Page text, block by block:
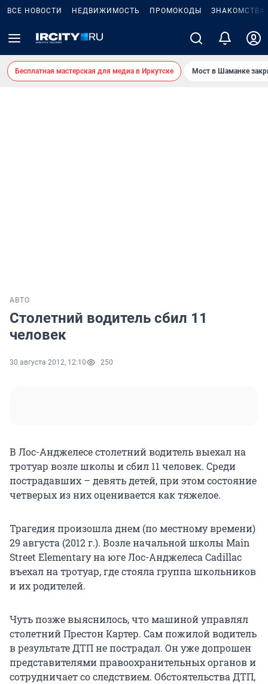
ВСЕ НОВОСТИ НЕДВИЖИМОСТЬ ПРОМОКОДЫ ЗНАКОМСТВА
Бесплатная мастерская для медиа в Иркутске Мост в Шаманке
АВТО
Столетний водитель сбил 11
человек
30 августа 2012, 12:10 250
В Лос-Анджелесе столетний водитель выехал на
тротуар возле школы и сбил 11 человек. Среди
пострадавших – девять детей, при этом состояние
четверых из них оценивается как тяжелое.
Трагедия произошла днем (по местному времени)
29 августа (2012 г.). Возле начальной школы Main
Street Elementary на юге Лос-Анджелеса Cadillac
въехал на тротуар, где стояла группа школьников
и их родителей.
Чуть позже выяснилось, что машиной управлял
столетний Престон Картер. Сам пожилой водитель
в результате ДТП не пострадал. Он уже допрошен
представителями правоохранительных органов и
сотрудничает со следствием. Обстоятельства ДТП,